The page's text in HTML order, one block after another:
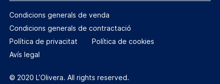
© 2020 L’Olivera. All rights reserved.
Condicions generals de venda
Condicions generals de contractació
Política de privacitat
Política de cookies
Avís legal